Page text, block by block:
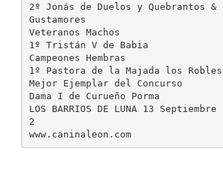
2º Jonás de Duelos y Quebrantos &
Gustamores
Veteranos Machos
1º Tristán V de Babia
Campeones Hembras
1º Pastora de la Majada los Robles
Mejor Ejemplar del Concurso
Dama I de Curueño Porma
LOS BARRIOS DE LUNA 13 Septiembre
2
www.caninaleon.com